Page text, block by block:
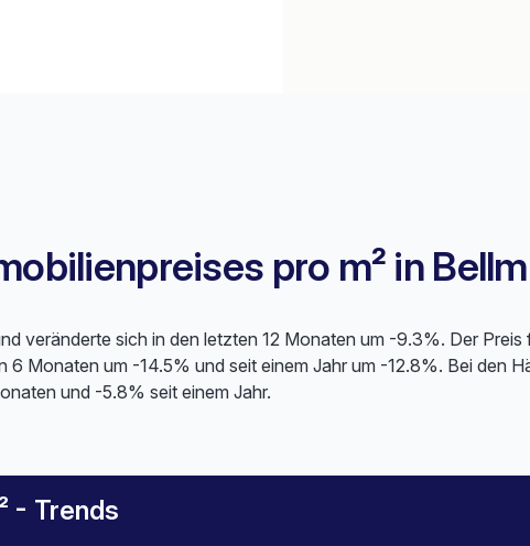
pro m² in
veränderte sich in den letzten 12 Monaten um -9.3%. Der
Monaten um -14.5% und seit einem Jahr um -12.8%. Bei den
und -5.8% seit einem Jahr.
- Trends